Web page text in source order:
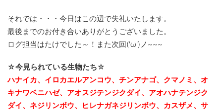
それでは・・・今日はこの辺で失礼いたします。
最後までのお付き合いありがとうございました。
ログ担当はたけでした～！また次回('ω')ノ~~~
☆今見られている生物たち☆
ハナイカ、イロカエルアンコウ、チンアナゴ、クマノミ、 オ
キナワベニハゼ、アオスジテンジクダイ、アオハナテンジク
ダイ、ネジリンボウ、ヒレナガネジリンボウ、カスザメ、サ